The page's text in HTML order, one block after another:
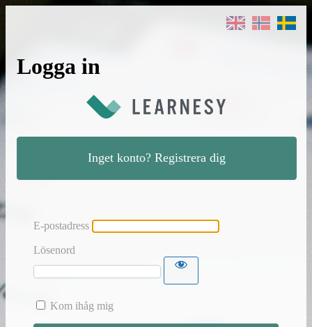
Logga in
Inget konto? Registrera dig
E-postadress
Lösenord
Kom ihåg mig